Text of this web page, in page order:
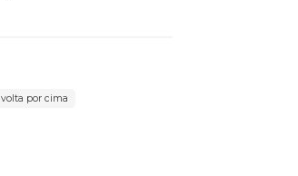
volta por cima